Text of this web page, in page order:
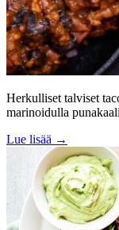
Herkulliset talviset
marinoidulla
Lue lisää →